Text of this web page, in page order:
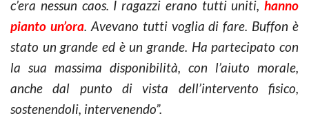
c’era nessun caos. I ragazzi erano tutti uniti, hanno
pianto un’ora. Avevano tutti voglia di fare. Buffon è
stato un grande ed è un grande. Ha partecipato con
la sua massima disponibilità, con l’aiuto morale,
anche dal punto di vista dell’intervento fisico,
sostenendoli, intervenendo”.